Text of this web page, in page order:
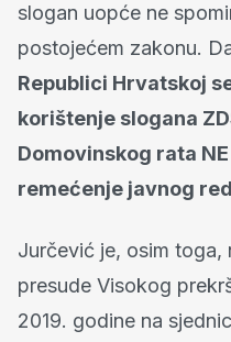
slogan uopće ne
postojećem zakonu.
Republici Hrvatskoj
korištenje slogana
Domovinskog rata NE
remećenje javnog
Jurčević je, osim toga,
presude Visokog
2019. godine na